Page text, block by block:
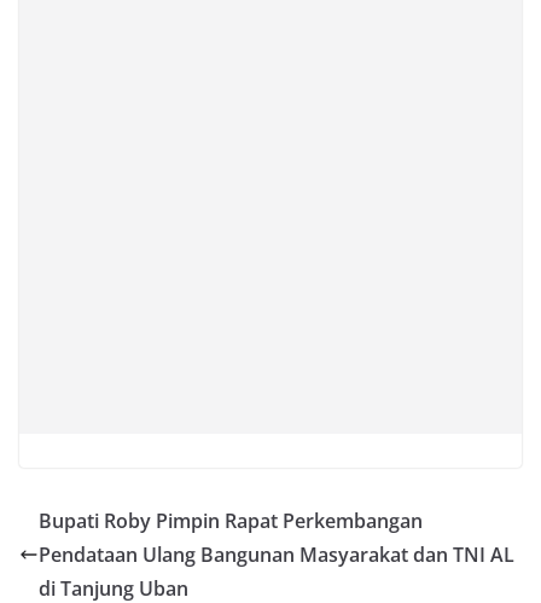
Bupati Roby Pimpin Rapat Perkembangan
Pendataan Ulang Bangunan Masyarakat dan TNI AL
di Tanjung Uban